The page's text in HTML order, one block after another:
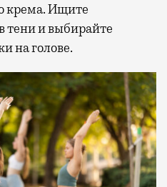
крема. Ищите
и выбирайте
на голове.